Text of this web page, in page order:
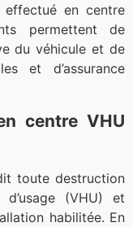
en centre
permettent de
du véhicule et de
et d’assurance
centre VHU
toute destruction
(VHU) et
habilitée. En